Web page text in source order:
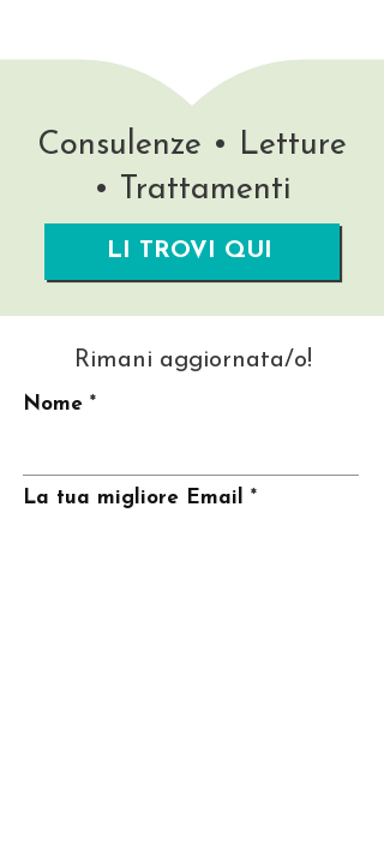
Consulenze • Letture
• Trattamenti
LI TROVI QUI
Rimani aggiornata/o!
Nome
La tua migliore Email